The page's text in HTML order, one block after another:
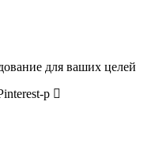
для ваших целей
p